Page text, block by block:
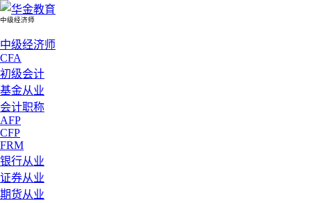
中级经济师
中级经济师
CFA
初级会计
基金从业
会计职称
AFP
CFP
FRM
银行从业
证券从业
期货从业